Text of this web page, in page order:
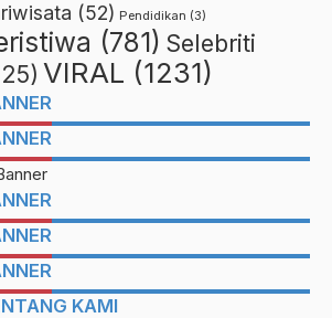
(52) Pendidikan (3)
(781) Selebriti
VIRAL (1231)
KAMI